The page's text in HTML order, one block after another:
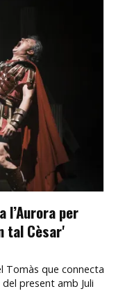
l’Aurora per
tal Cèsar'
Tomàs que connecta
present amb Juli